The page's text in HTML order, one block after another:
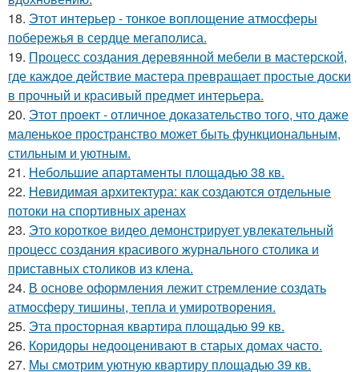
18. Этот интерьер - тонкое воплощение атмосферы
побережья в сердце мегаполиса.
19. Процесс создания деревянной мебели в мастерской,
где каждое действие мастера превращает простые доски
в прочный и красивый предмет интерьера.
20. Этот проект - отличное доказательство того, что даже
маленькое пространство может быть функциональным,
стильным и уютным.
21. Небольшие апартаменты площадью 38 кв.
22. Невидимая архитектура: как создаются отдельные
потоки на спортивных аренах
23. Это короткое видео демонстрирует увлекательный
процесс создания красивого журнального столика и
приставных столиков из клена.
24. В основе оформления лежит стремление создать
атмосферу тишины, тепла и умиротворения.
25. Эта просторная квартира площадью 99 кв.
26. Коридоры недооценивают в старых домах часто.
27. Мы смотрим уютную квартиру площадью 39 кв.